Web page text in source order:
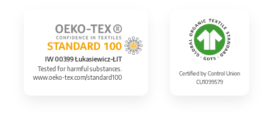
IW 00399 Łukasiewicz-ŁIT
Tested for harmful substances.
www.oeko-tex.com/standard100
Certified by Control Union
CU1099579